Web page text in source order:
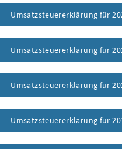
Umsatzsteuererklärung für
Umsatzsteuererklärung für
Umsatzsteuererklärung für
Umsatzsteuererklärung für